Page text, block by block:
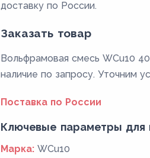
доставку по России.
Заказать товар
Вольфрамовая смесь WCu10
наличие по запросу. Уточним
Поставка по России
Ключевые параметры для
Марка: WCu10